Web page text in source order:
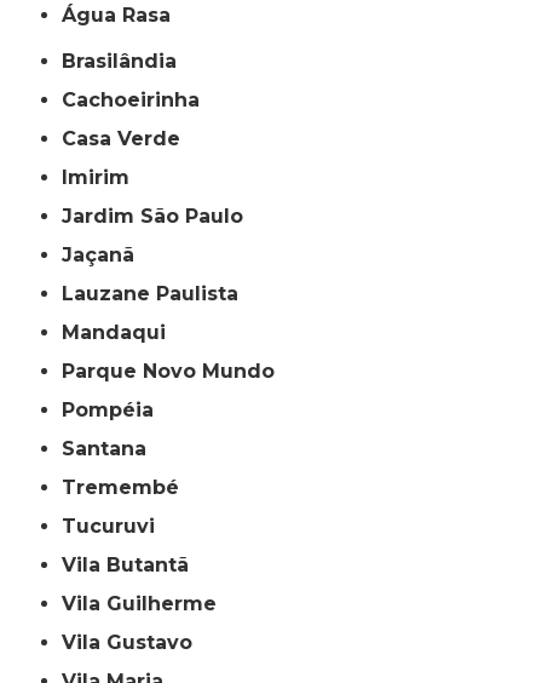
Água Rasa
Brasilândia
Cachoeirinha
Casa Verde
Imirim
Jardim São Paulo
Jaçanã
Lauzane Paulista
Mandaqui
Parque Novo Mundo
Pompéia
Santana
Tremembé
Tucuruvi
Vila Butantã
Vila Guilherme
Vila Gustavo